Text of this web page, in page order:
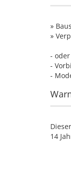
»
»
-
-
-
14